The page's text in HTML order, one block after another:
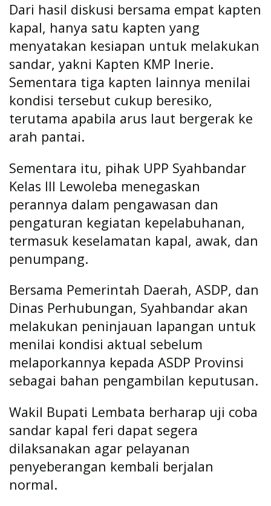
Dari hasil diskusi bersama empat kapten
kapal, hanya satu kapten yang
menyatakan kesiapan untuk melakukan
sandar, yakni Kapten KMP Inerie.
Sementara tiga kapten lainnya menilai
kondisi tersebut cukup beresiko,
terutama apabila arus laut bergerak ke
arah pantai.
Sementara itu, pihak UPP Syahbandar
Kelas III Lewoleba menegaskan
perannya dalam pengawasan dan
pengaturan kegiatan kepelabuhanan,
termasuk keselamatan kapal, awak, dan
penumpang.
Bersama Pemerintah Daerah, ASDP, dan
Dinas Perhubungan, Syahbandar akan
melakukan peninjauan lapangan untuk
menilai kondisi aktual sebelum
melaporkannya kepada ASDP Provinsi
sebagai bahan pengambilan keputusan.
Wakil Bupati Lembata berharap uji coba
sandar kapal feri dapat segera
dilaksanakan agar pelayanan
penyeberangan kembali berjalan
normal.